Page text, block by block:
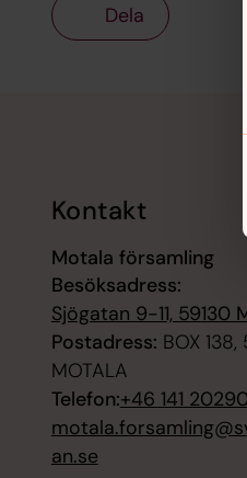
Dela
Kontakt
Motala församling
Besöksadress:
Sjögatan 9-11, 59130
Postadress: BOX 138,
MOTALA
Telefon:+46 141
an.se